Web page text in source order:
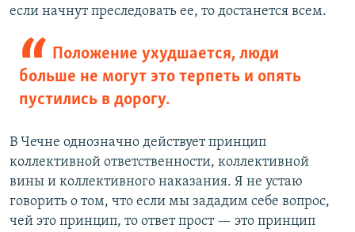
если начнут преследовать ее, то достанется всем.
Положение ухудшается, люди
больше не могут это терпеть и опять
пустились в дорогу.
В Чечне однозначно действует принцип
коллективной ответственности, коллективной
вины и коллективного наказания. Я не устаю
говорить о том, что если мы зададим себе вопрос,
чей это принцип, то ответ прост — это принцип